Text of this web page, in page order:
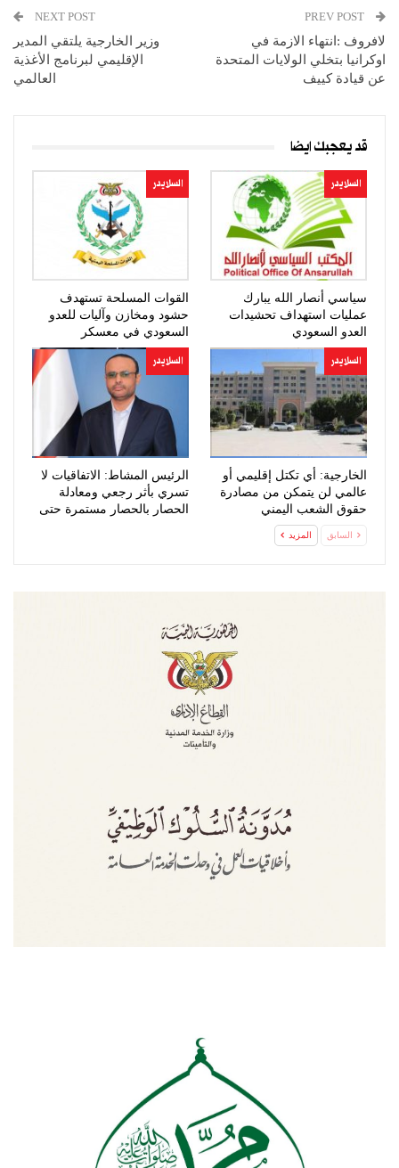
لافروف :انتهاء الازمة في
اوكرانيا بتخلي الولايات المتحدة
عن قيادة كييف
NEXT POST
وزير الخارجية يلتقي المدير
الإقليمي لبرنامج الأغذية
العالمي
قد يعجبك ايضا
السلايدر
سياسي أنصار الله يبارك
عمليات استهداف تحشيدات
العدو السعودي
السلايدر
القوات المسلحة تستهدف
حشود ومخازن وآليات للعدو
السعودي في معسكر
“صحن…
السلايدر
الخارجية: أي تكتل إقليمي أو
عالمي لن يتمكن من مصادرة
حقوق الشعب اليمني
المشروعة
السلايدر
الرئيس المشاط: الاتفاقيات لا
تسري بأثر رجعي ومعادلة
الحصار بالحصار مستمرة حتى
السابق المزيد